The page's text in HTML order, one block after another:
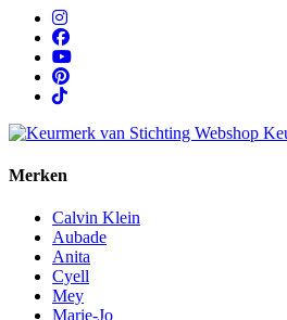
Merken
Calvin Klein
Aubade
Anita
Cyell
Mey
Marie-Jo